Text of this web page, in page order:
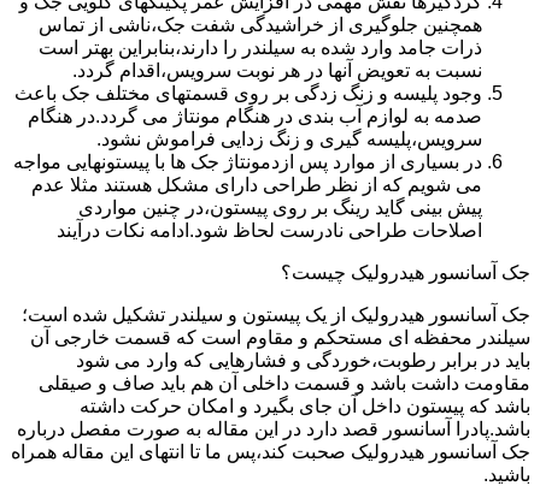
همچنین جلوگیری از خراشیدگی شفت جک،ناشی از تماس
ذرات جامد وارد شده به سیلندر را دارند،بنابراین بهتر است
نسبت به تعویض آنها در هر نوبت سرویس،اقدام گردد.
وجود پلیسه و زنگ زدگی بر روی قسمتهای مختلف جک باعث
صدمه به لوازم آب بندی در هنگام مونتاژ می گردد.در هنگام
سرویس،پلیسه گیری و زنگ زدایی فراموش نشود.
در بسیاری از موارد پس ازدمونتاژ جک ها با پیستونهایی مواجه
می شویم که از نظر طراحی دارای مشکل هستند مثلا عدم
پیش بینی گاید رینگ بر روی پیستون،در چنین مواردی
اصلاحات طراحی نادرست لحاظ شود.ادامه نکات درآیند
جک آسانسور هیدرولیک چیست؟
جک آسانسور هیدرولیک از یک پیستون و سیلندر تشکیل شده است؛
سیلندر محفظه ای مستحکم و مقاوم است که قسمت خارجی آن
باید در برابر رطوبت،خوردگی و فشارهایی که وارد می شود
مقاومت داشت باشد و قسمت داخلی آن هم باید صاف و صیقلی
باشد که پیستون داخل آن جای بگیرد و امکان حرکت داشته
باشد.پادرا آسانسور قصد دارد در این مقاله به صورت مفصل درباره
جک آسانسور هیدرولیک صحبت کند،پس ما تا انتهای این مقاله همراه
باشید.